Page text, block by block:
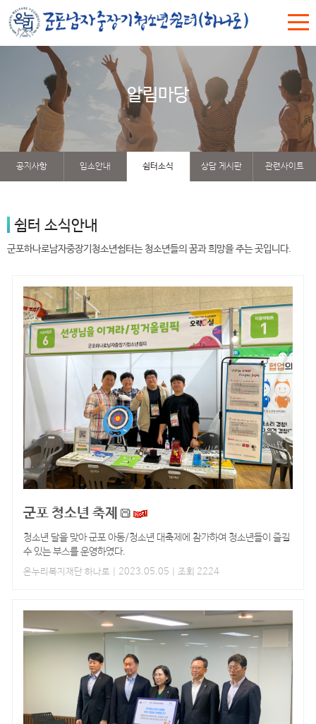
알림마당
공지사항 입소안내 쉼터소식 상담 게시판 관련사이트
쉼터 소식안내
군포하나로남자중장기청소년쉼터는 청소년들의 꿈과 희망을 주는 곳입니다.
군포 청소년 축제
청소년 달을 맞아 군포 아동/청소년 대축제에 참가하여 청소년들이 즐길
수 있는 부스를 운영하였다.
온누리복지재단 하나로 | 2023.05.05 | 조회 2224